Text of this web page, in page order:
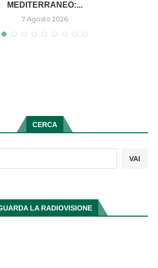
MEDITERRANEO:...
7 Agosto 2026
CERCA
VAI
LA RADIOVISIONE